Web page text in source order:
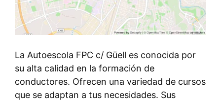
La Autoescola FPC c/ Güell es conocida por
su alta calidad en la formación de
conductores. Ofrecen una variedad de cursos
que se adaptan a tus necesidades. Sus